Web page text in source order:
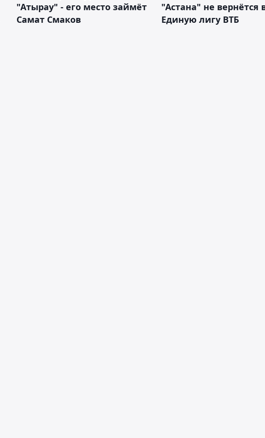
"Атырау" - его место займёт
Самат Смаков
"Астана" не вернётся
Единую лигу ВТБ